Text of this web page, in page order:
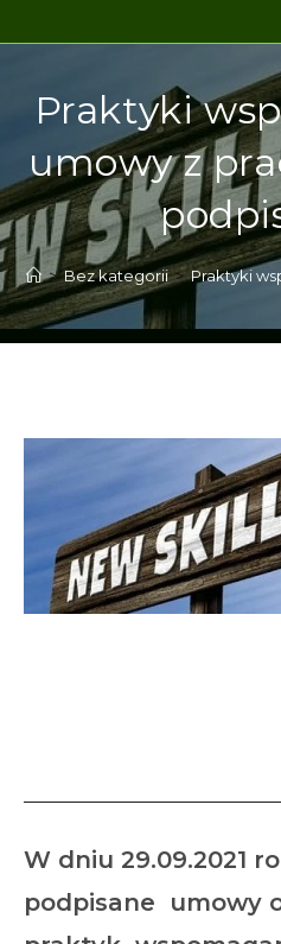
Praktyki
umowy z
> Bez kategorii > Praktyki
W dniu 29.09.2021
podpisane umowy